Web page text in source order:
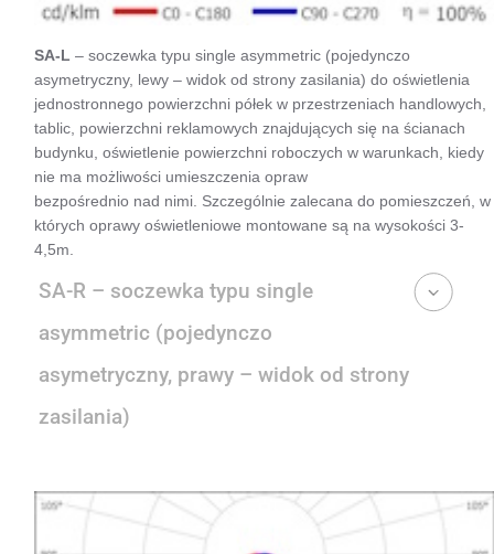
SA-L – soczewka typu single asymmetric (pojedynczo
asymetryczny, lewy – widok od strony zasilania) do oświetlenia
jednostronnego powierzchni półek w przestrzeniach handlowych,
tablic, powierzchni reklamowych znajdujących się na ścianach
budynku, oświetlenie powierzchni roboczych w warunkach, kiedy
nie ma możliwości umieszczenia opraw
bezpośrednio nad nimi. Szczególnie zalecana do pomieszczeń, w
których oprawy oświetleniowe montowane są na wysokości 3-
4,5m.
SA-R – soczewka typu single
asymmetric (pojedynczo
asymetryczny, prawy – widok od strony
zasilania)